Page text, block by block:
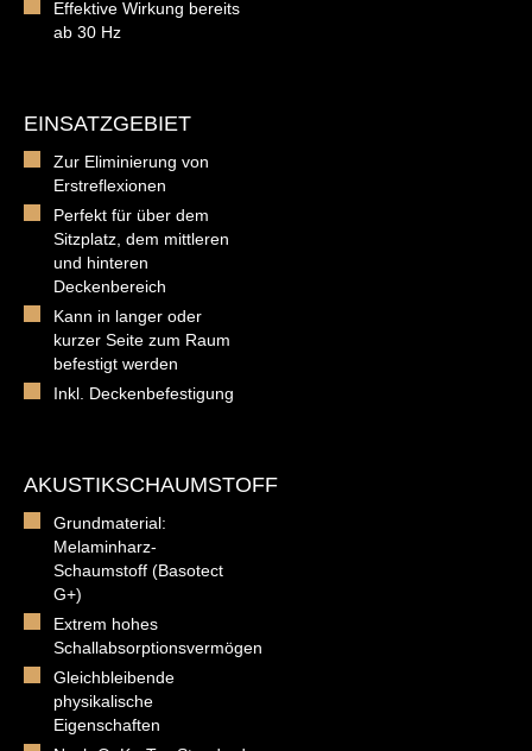
Effektive Wirkung bereits
ab 30 Hz
EINSATZGEBIET
Zur Eliminierung von
Erstreflexionen
Perfekt für über dem
Sitzplatz, dem mittleren
und hinteren
Deckenbereich
Kann in langer oder
kurzer Seite zum Raum
befestigt werden
Inkl. Deckenbefestigung
AKUSTIKSCHAUMSTOFF
Grundmaterial:
Melaminharz-
Schaumstoff (Basotect
G+)
Extrem hohes
Schallabsorptionsvermögen
Gleichbleibende
physikalische
Eigenschaften